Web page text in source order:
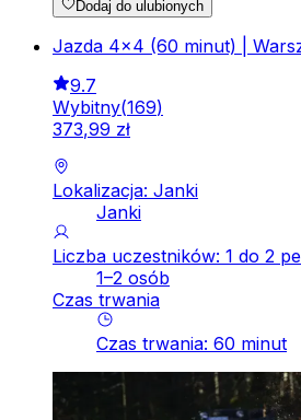
Dodaj do ulubionych
Jazda 4x4 (60 minut) |
9.7
Wybitny(169)
373,99 zł
Lokalizacja: Janki
Janki
Liczba uczestników: 1 do 2
1–2 osób
Czas trwania
Czas trwania: 60 minut